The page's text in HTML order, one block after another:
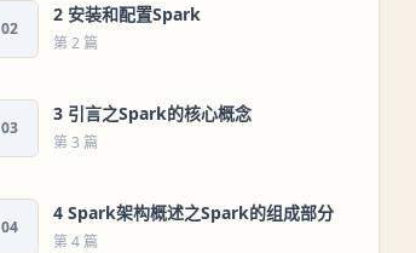
02
2 安装和配置Spark
第 2 篇
03
3 引言之Spark的核心概念
第 3 篇
04
4 Spark架构概述之Spark的组成部分
第 4 篇